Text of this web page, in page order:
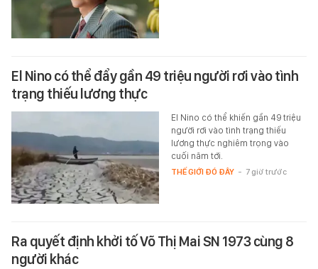
El Nino có thể đẩy gần 49 triệu người rơi vào tình
trạng thiếu lương thực
El Nino có thể khiến gần 49 triệu
người rơi vào tình trạng thiếu
lương thực nghiêm trọng vào
cuối năm tới.
THẾ GIỚI ĐÓ ĐÂY - 7 giờ trước
Ra quyết định khởi tố Võ Thị Mai SN 1973 cùng 8
người khác